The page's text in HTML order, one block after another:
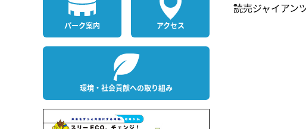
パーク案内 アクセス
環境・社会貢献への取り組み
読売ジャイアン